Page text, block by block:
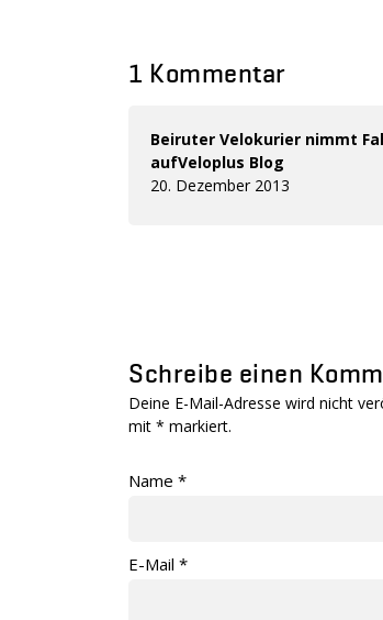
1 Kommentar
Beiruter Velokurier nimmt
aufVeloplus Blog
20. Dezember 2013
Schreibe einen
Deine E-Mail-Adresse wird nicht
mit * markiert.
Name *
E-Mail *